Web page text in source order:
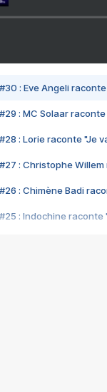
#30 : Eve Angeli
#29 : MC Solaar
#28 : Lorie raconte "Je
#27 : Christophe
#26 : Chimène Badi
#25 : Indochine raconte